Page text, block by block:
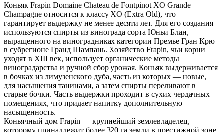
Коньяк Frapin Domaine Chateau de Fontpinot XO Grande
Champagne относится к классу XO (Extra Old), что
гарантирует выдержку не менее десяти лет. Для его создания
используются спирты из винограда сорта Юньи Блан,
выращенного на виноградниках категории Премье Гран Крю
в субрегионе Гранд Шампань. Хозяйство Frapin, чьи корни
уходят в XIII век, использует органические методы
виноградарства и ручной сбор урожая. Коньяк выдерживается
в бочках из лимузенского дуба, часть из которых — новые,
для насыщения танинами, а затем спирты переливают в
старые бочки. Часть выдержки проходит в сухих чердачных
помещениях, что придает напитку дополнительную
насыщенность.
Коньячный дом Frapin — крупнейший землевладелец,
которому принадлежит более 320 га земли в престижной зоне